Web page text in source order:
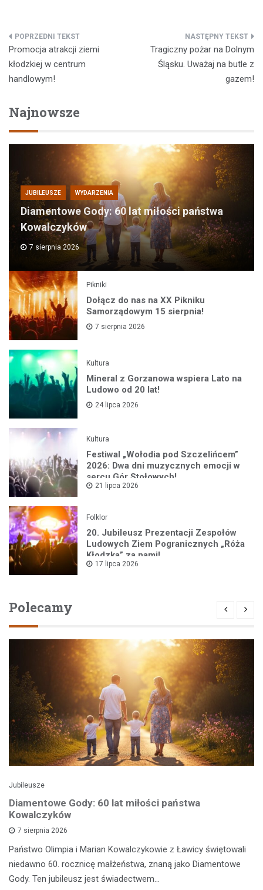
Nawigacja
wpisu
Promocja atrakcji ziemi
kłodzkiej w centrum
handlowym!
Tragiczny pożar na Dolnym
Śląsku. Uważaj na butle z
gazem!
Najnowsze
JUBILEUSZE WYDARZENIA
Diamentowe Gody: 60 lat miłości państwa
Kowalczyków
7 sierpnia 2026
Pikniki
Dołącz do nas na XX Pikniku
Samorządowym 15 sierpnia!
7 sierpnia 2026
Kultura
Mineral z Gorzanowa wspiera Lato na
Ludowo od 20 lat!
24 lipca 2026
Kultura
Festiwal „Wołodia pod Szczelińcem”
2026: Dwa dni muzycznych emocji w
sercu Gór Stołowych!
21 lipca 2026
Folklor
20. Jubileusz Prezentacji Zespołów
Ludowych Ziem Pogranicznych „Róża
Kłodzka” za nami!
17 lipca 2026
Polecamy
Jubileusze
Diamentowe Gody: 60 lat miłości państwa
Kowalczyków
7 sierpnia 2026
Państwo Olimpia i Marian Kowalczykowie z Ławicy świętowali
niedawno 60. rocznicę małżeństwa, znaną jako Diamentowe
Gody. Ten jubileusz jest świadectwem…